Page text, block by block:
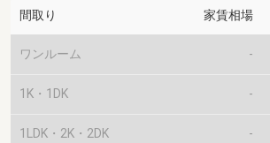
間取り 家賃相場
ワンルーム -
1K・1DK -
1LDK・2K・2DK -